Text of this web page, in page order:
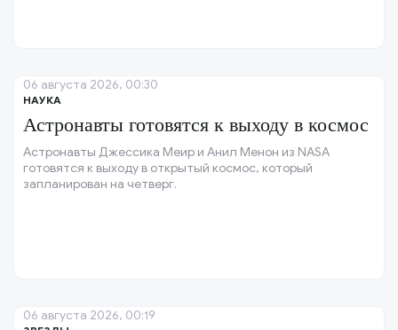
НАУКА
Астронавты готовятся к выходу в космос
Астронавты Джессика Меир и Анил Менон из NASA
готовятся к выходу в открытый космос, который
запланирован на четверг.
06 августа 2026, 00:30
06 августа 2026, 00:19